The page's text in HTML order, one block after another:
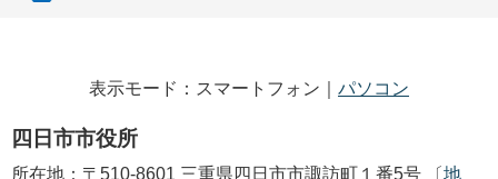
表示モード：スマートフォン｜ パソコン
四日市市役所
所在地：〒510-8601 三重県四日市市諏訪町１番5号 〔地